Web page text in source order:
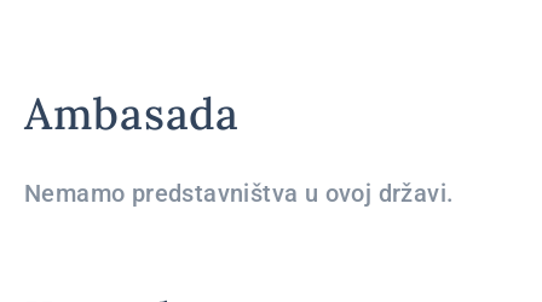
Ambasada
Nemamo predstavništva u ovoj državi.